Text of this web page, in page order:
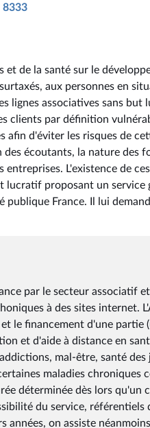
8333
de la santé sur le
aux personnes en
lignes associatives sans but
clients par définition
afin d'éviter les risques de
écoutants, la nature des
L'existence de
lucratif proposant un service
publique France. Il lui
par le secteur associatif
à des sites internet.
le financement d'une partie
et d'aide à distance en
mal-être, santé des
maladies chroniques
déterminée dès lors qu'un
du service, référentiels
on assiste